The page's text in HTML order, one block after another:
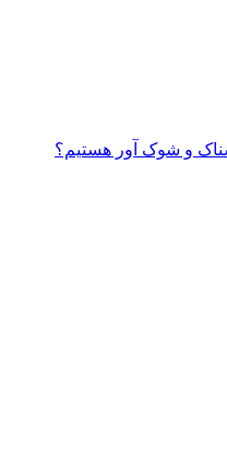
و شوک آور هستیم؟